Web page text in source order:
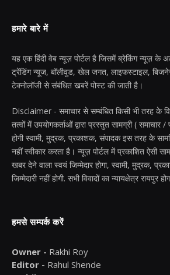
हमारे बारे में
यह एक हिंदी वेब न्यूज़ पोर्टल है जिसमें ब्रेकिंग न्यूज़ के
ट्रेंडिंग न्यूज, बॉलीवुड, खेल जगत, लाइफस्टाइल,
टेक्नोलॉजी से संबंधित खबरें पोस्ट की जाती है।
Disclaimer - समाचार से सम्बंधित किसी भी तरह के
तत्वों में उपयोगकर्ताओं द्वारा प्रस्तुत सामग्री ( समाचार
होगी स्वामी, मुद्रक, प्रकाशक, संपादक इस तरह के
नहीं स्वीकार करता है। न्यूज़ पोर्टल में प्रकाशित ऐसी
खबर देने वाला स्वयं जिम्मेदार होगा, स्वामी, मुद्रक,
जिम्मेदारी नहीं होगी. सभी विवादों का न्यायक्षेत्र रायपुर
हमसे सम्पर्क करें
Owner - Rakhi Roy
Editor - Rahul Shende